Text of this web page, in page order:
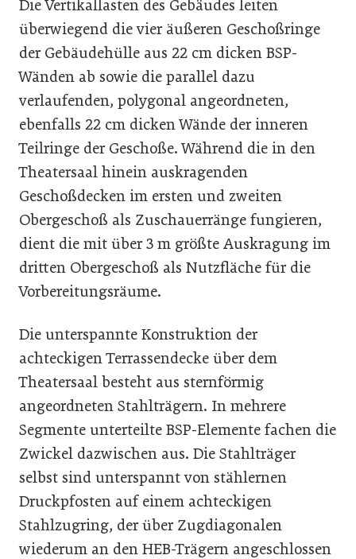
Die Vertikallasten des Gebäudes leiten
überwiegend die vier äußeren Geschoßringe
der Gebäudehülle aus 22 cm dicken BSP-
Wänden ab sowie die parallel dazu
verlaufenden, polygonal angeordneten,
ebenfalls 22 cm dicken Wände der inneren
Teilringe der Geschoße. Während die in den
Theatersaal hinein auskragenden
Geschoßdecken im ersten und zweiten
Obergeschoß als Zuschauerränge fungieren,
dient die mit über 3 m größte Auskragung im
dritten Obergeschoß als Nutzﬂäche für die
Vorbereitungsräume.
Die unterspannte Konstruktion der
achteckigen Terrassendecke über dem
Theatersaal besteht aus sternförmig
angeordneten Stahlträgern. In mehrere
Segmente unterteilte BSP-Elemente fachen die
Zwickel dazwischen aus. Die Stahlträger
selbst sind unterspannt von stählernen
Druckpfosten auf einem achteckigen
Stahlzugring, der über Zugdiagonalen
wiederum an den HEB-Trägern angeschlossen